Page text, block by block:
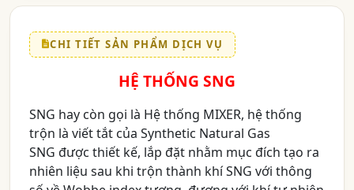
CHI TIẾT SẢN PHẨM DỊCH VỤ
HỆ THỐNG SNG
SNG hay còn gọi là Hệ thống MIXER, hệ thống
trộn là viết tắt của Synthetic Natural Gas
SNG được thiết kế, lắp đặt nhằm mục đích tạo ra
nhiên liệu sau khi trộn thành khí SNG với thông